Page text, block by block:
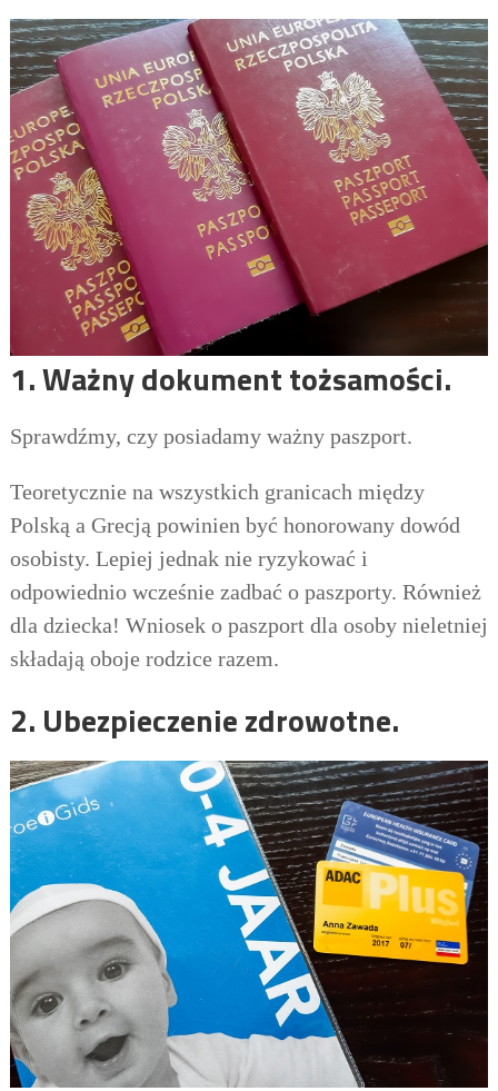
1. Ważny dokument tożsamości.
Sprawdźmy, czy posiadamy ważny paszport.
Teoretycznie na wszystkich granicach między
Polską a Grecją powinien być honorowany dowód
osobisty. Lepiej jednak nie ryzykować i
odpowiednio wcześnie zadbać o paszporty. Również
dla dziecka! Wniosek o paszport dla osoby nieletniej
składają oboje rodzice razem.
2. Ubezpieczenie zdrowotne.